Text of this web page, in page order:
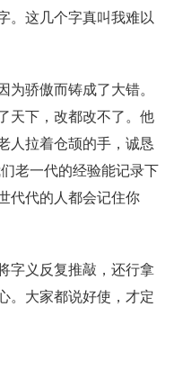
。这几个字真叫我难以
为骄傲而铸成了大错。
天下，改都改不了。他
人拉着仓颉的手，诚恳
老一代的经验能记录下
代代的人都会记住你
字义反复推敲，还行拿
。大家都说好使，才定